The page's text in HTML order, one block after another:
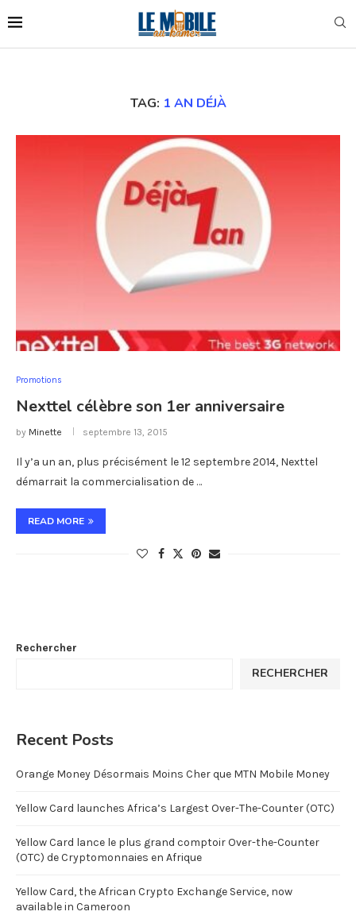
TAG: 1 AN DÉJÀ
Promotions
Nexttel célèbre son 1er anniversaire
by Minette septembre 13, 2015
Il y’a un an, plus précisément le 12 septembre 2014, Nexttel
démarrait la commercialisation de …
READ MORE
Rechercher
RECHERCHER
Recent Posts
Orange Money Désormais Moins Cher que MTN Mobile Money
Yellow Card launches Africa’s Largest Over-The-Counter (OTC)
Yellow Card lance le plus grand comptoir Over-the-Counter
(OTC) de Cryptomonnaies en Afrique
Yellow Card, the African Crypto Exchange Service, now
available in Cameroon